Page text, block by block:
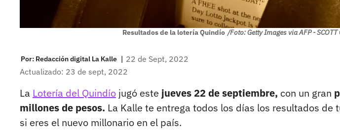
Resultados de la lotería Quindío /Foto: Getty Images via AFP - SCOTT
Por: Redacción digital La Kalle | 22 de Sept, 2022
Actualizado: 23 de sept, 2022
La Lotería del Quindío jugó este jueves 22 de septiembre, con un gran
millones de pesos. La Kalle te entrega todos los días los resultados de
si eres el nuevo millonario en el país.